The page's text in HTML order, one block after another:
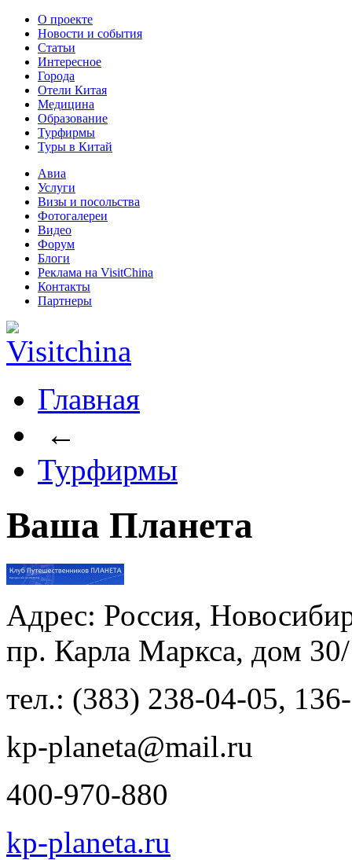
О проекте
Новости и события
Статьи
Интересное
Города
Отели Китая
Медицина
Образование
Турфирмы
Туры в Китай
Авиа
Услуги
Визы и посольства
Фотогалереи
Видео
Форум
Блоги
Реклама на VisitChina
Контакты
Партнеры
Главная
←
Турфирмы
Ваша Планета
Адрес: Россия,
пр. Карла Маркса, дом
тел.: (383) 238-04-05,
kp-planeta@mail.ru
400-970-880
kp-planeta.ru